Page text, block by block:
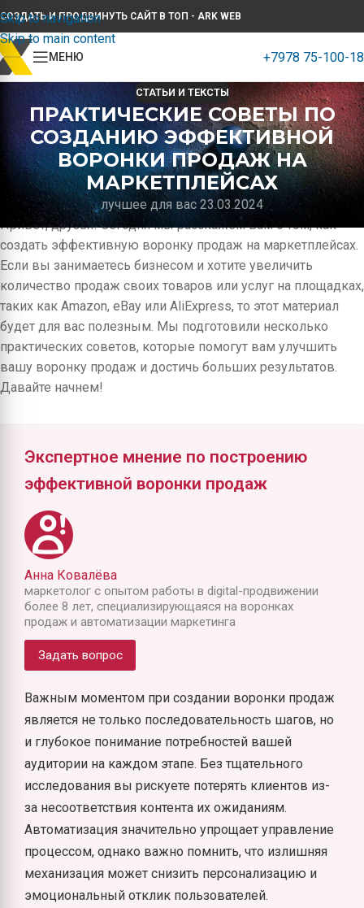
Skip to navigation
Skip to main content
СОЗДАТЬ И ПРОДВИНУТЬ САЙТ В ТОП - ARK WEB
МЕНЮ +7978 75-100-18
СТАТЬИ И ТЕКСТЫ
ПРАКТИЧЕСКИЕ СОВЕТЫ ПО
СОЗДАНИЮ ЭФФЕКТИВНОЙ
ВОРОНКИ ПРОДАЖ НА
МАРКЕТПЛЕЙСАХ
лучшее для вас 23.03.2024
Привет, друзья! Сегодня мы расскажем вам о том, как
создать эффективную воронку продаж на маркетплейсах.
Если вы занимаетесь бизнесом и хотите увеличить
количество продаж своих товаров или услуг на площадках,
таких как Amazon, eBay или AliExpress, то этот материал
будет для вас полезным. Мы подготовили несколько
практических советов, которые помогут вам улучшить
вашу воронку продаж и достичь больших результатов.
Давайте начнем!
Экспертное мнение по построению
эффективной воронки продаж
Анна Ковалёва
маркетолог с опытом работы в digital-продвижении
более 8 лет, специализирующаяся на воронках
продаж и автоматизации маркетинга
Задать вопрос
Важным моментом при создании воронки продаж
является не только последовательность шагов, но
и глубокое понимание потребностей вашей
аудитории на каждом этапе. Без тщательного
исследования вы рискуете потерять клиентов из-
за несоответствия контента их ожиданиям.
Автоматизация значительно упрощает управление
процессом, однако важно помнить, что излишняя
механизация может снизить персонализацию и
эмоциональный отклик пользователей.